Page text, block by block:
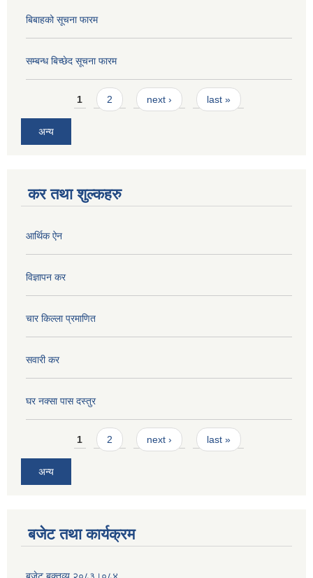
बिबाहको सूचना फारम
सम्बन्ध बिच्छेद सूचना फारम
Pages1 2 next › last »
अन्य
कर तथा शुल्कहरु
आर्थिक ऐन
विज्ञापन कर
चार किल्ला प्रमाणित
सवारी कर
घर नक्सा पास दस्तुर
Pages1 2 next › last »
अन्य
बजेट तथा कार्यक्रम